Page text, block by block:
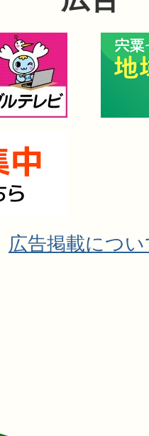
広告掲載につ